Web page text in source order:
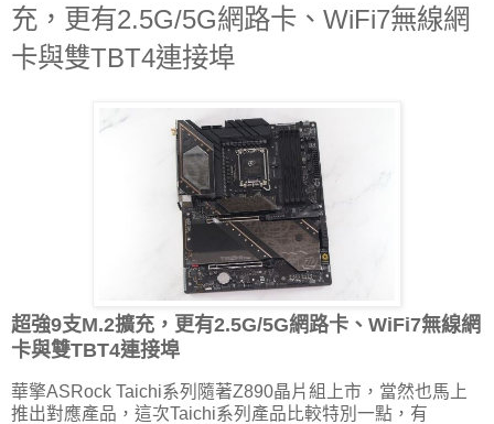
充，更有2.5G/5G網路卡、WiFi7無線網
卡與雙TBT4連接埠
超強9支M.2擴充，更有2.5G/5G網路卡、WiFi7無線網
卡與雙TBT4連接埠
華擎ASRock Taichi系列隨著Z890晶片組上市，當然也馬上
推出對應產品，這次Taichi系列產品比較特別一點，有